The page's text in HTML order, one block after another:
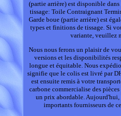
(partie arrière) est disponible
tissage: Toile Contraignant
Garde boue (partie arrière) est
types et finitions de tissage. Si
variante, veuillez
Nous nous ferons un plaisir de
versions et les disponibilités
longue et équitable. Nous
signifie que le colis est livré par
est ensuite remis à votre
carbone commercialise des
un prix abordable. Aujourd'hui,
importants fournisseurs de